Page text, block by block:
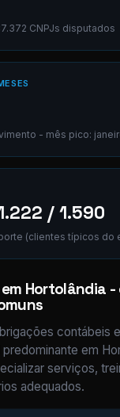
CNPJs disputados
- mês pico:
/ 1.590
(clientes típicos do
Hortolândia
contábeis
em
serviços,
adequados.